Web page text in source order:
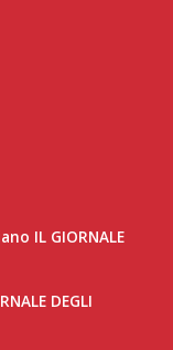
IL GIORNALE
DEGLI